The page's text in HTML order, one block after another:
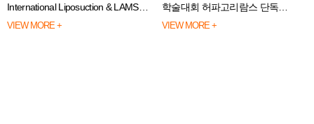
International Liposuction & LAMS
Conference> 좌장 및 강연 진행
VIEW MORE +
학술대회 허파고리람스 단독
강연으로 독보적 실력 입증
VIEW MORE +